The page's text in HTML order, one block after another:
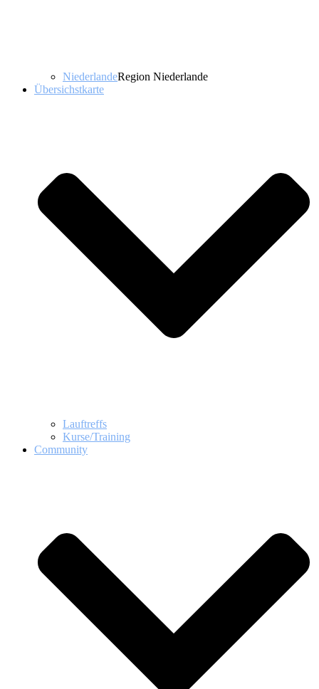
NiederlandeRegion Niederlande
Übersichstkarte
Lauftreffs
Kurse/Training
Community